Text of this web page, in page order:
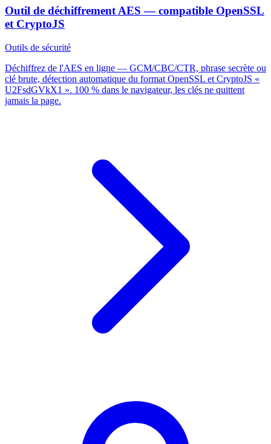
Outil de déchiffrement AES — compatible OpenSSL
et CryptoJS
Outils de sécurité
Déchiffrez de l'AES en ligne — GCM/CBC/CTR, phrase secrète ou
clé brute, détection automatique du format OpenSSL et CryptoJS «
U2FsdGVkX1 ». 100 % dans le navigateur, les clés ne quittent
jamais la page.